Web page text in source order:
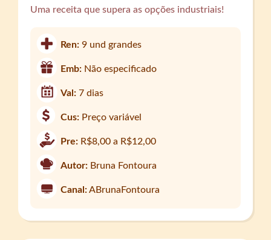
Uma receita que supera as opções industriais!
Ren:9 und grandes
Emb: Não especificado
Val:7 dias
Cus: Preço variável
Pre: R$8,00 a R$12,00
Autor: Bruna Fontoura
Canal:ABrunaFontoura